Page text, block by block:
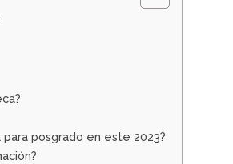
posgrado en este 2023?